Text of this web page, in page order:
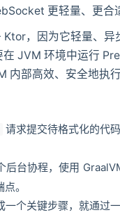
更轻量、更合
，因为它轻量、
在 JVM 环境中运行
内部高效、安全地执
请求提交待格式化的代
后台协程，使用
。
个关键步骤，就通过